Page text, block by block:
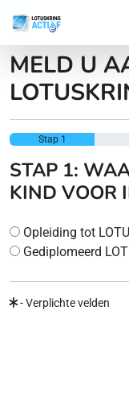
MELD U
Stap 1
STAP 1:
KIND VOOR
Opleiding tot
Gediplomeerd
- Verplichte velden